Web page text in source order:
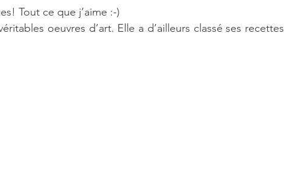
Tout ce que j’aime :-)
oeuvres d’art. Elle a d’ailleurs classé ses recettes